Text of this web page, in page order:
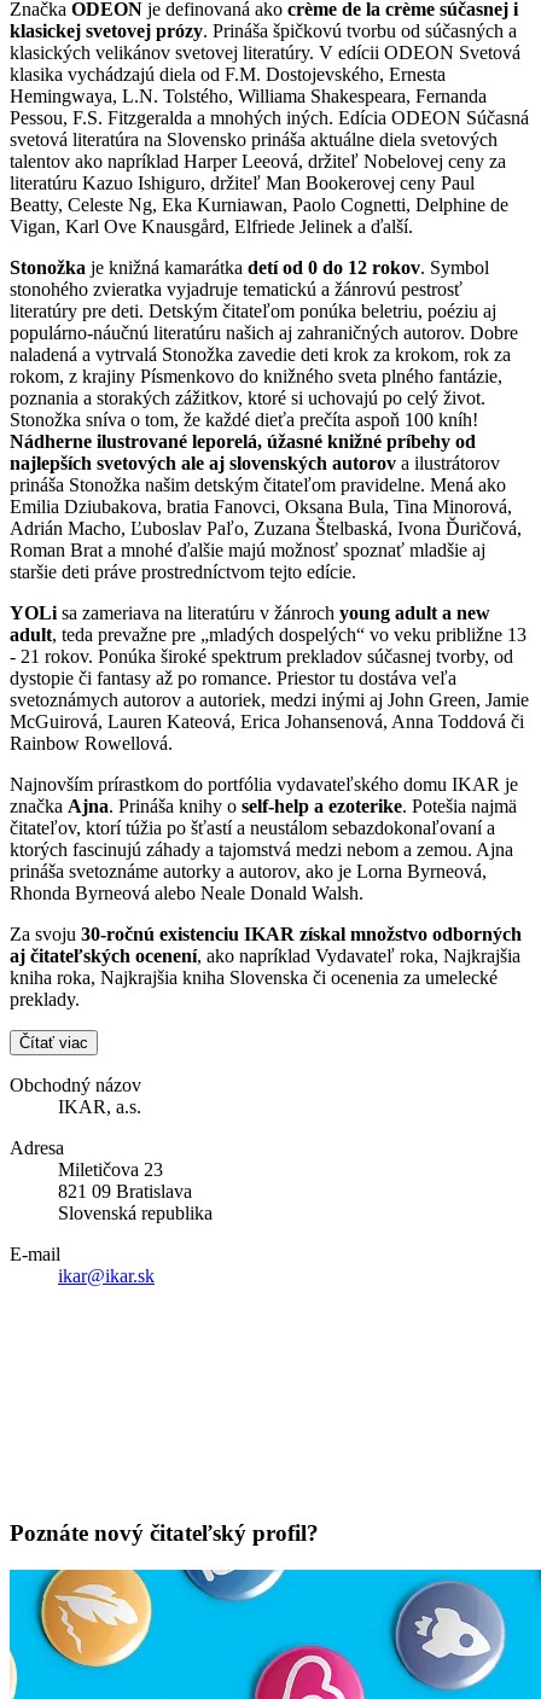
Značka ODEON je definovaná ako crème de la crème súčasnej i
klasickej svetovej prózy. Prináša špičkovú tvorbu od súčasných a
klasických velikánov svetovej literatúry. V edícii ODEON Svetová
klasika vychádzajú diela od F.M. Dostojevského, Ernesta
Hemingwaya, L.N. Tolstého, Williama Shakespeara, Fernanda
Pessou, F.S. Fitzgeralda a mnohých iných. Edícia ODEON Súčasná
svetová literatúra na Slovensko prináša aktuálne diela svetových
talentov ako napríklad Harper Leeová, držiteľ Nobelovej ceny za
literatúru Kazuo Ishiguro, držiteľ Man Bookerovej ceny Paul
Beatty, Celeste Ng, Eka Kurniawan, Paolo Cognetti, Delphine de
Vigan, Karl Ove Knausgård, Elfriede Jelinek a ďalší.
Stonožka je knižná kamarátka detí od 0 do 12 rokov. Symbol
stonohého zvieratka vyjadruje tematickú a žánrovú pestrosť
literatúry pre deti. Detským čitateľom ponúka beletriu, poéziu aj
populárno-náučnú literatúru našich aj zahraničných autorov. Dobre
naladená a vytrvalá Stonožka zavedie deti krok za krokom, rok za
rokom, z krajiny Písmenkovo do knižného sveta plného fantázie,
poznania a storakých zážitkov, ktoré si uchovajú po celý život.
Stonožka sníva o tom, že každé dieťa prečíta aspoň 100 kníh!
Nádherne ilustrované leporelá, úžasné knižné príbehy od
najlepších svetových ale aj slovenských autorov a ilustrátorov
prináša Stonožka našim detským čitateľom pravidelne. Mená ako
Emilia Dziubakova, bratia Fanovci, Oksana Bula, Tina Minorová,
Adrián Macho, Ľuboslav Paľo, Zuzana Štelbaská, Ivona Ďuričová,
Roman Brat a mnohé ďalšie majú možnosť spoznať mladšie aj
staršie deti práve prostredníctvom tejto edície.
YOLi sa zameriava na literatúru v žánroch young adult a new
adult, teda prevažne pre „mladých dospelých“ vo veku približne 13
- 21 rokov. Ponúka široké spektrum prekladov súčasnej tvorby, od
dystopie či fantasy až po romance. Priestor tu dostáva veľa
svetoznámych autorov a autoriek, medzi inými aj John Green, Jamie
McGuirová, Lauren Kateová, Erica Johansenová, Anna Toddová či
Rainbow Rowellová.
Najnovším prírastkom do portfólia vydavateľského domu IKAR je
značka Ajna. Prináša knihy o self-help a ezoterike. Potešia najmä
čitateľov, ktorí túžia po šťastí a neustálom sebazdokonaľovaní a
ktorých fascinujú záhady a tajomstvá medzi nebom a zemou. Ajna
prináša svetoznáme autorky a autorov, ako je Lorna Byrneová,
Rhonda Byrneová alebo Neale Donald Walsh.
Za svoju 30-ročnú existenciu IKAR získal množstvo odborných
aj čitateľských ocenení, ako napríklad Vydavateľ roka, Najkrajšia
kniha roka, Najkrajšia kniha Slovenska či ocenenia za umelecké
preklady.
Čítať viac
Obchodný názov
IKAR, a.s.
Adresa
Miletičova 23
821 09 Bratislava
Slovenská republika
E-mail
ikar@ikar.sk
Poznáte nový čitateľský profil?